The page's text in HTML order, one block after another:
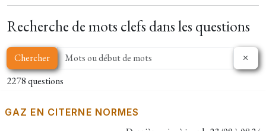
Recherche de mots clefs dans les questions
Chercher
2278 questions
GAZ EN CITERNE NORMES